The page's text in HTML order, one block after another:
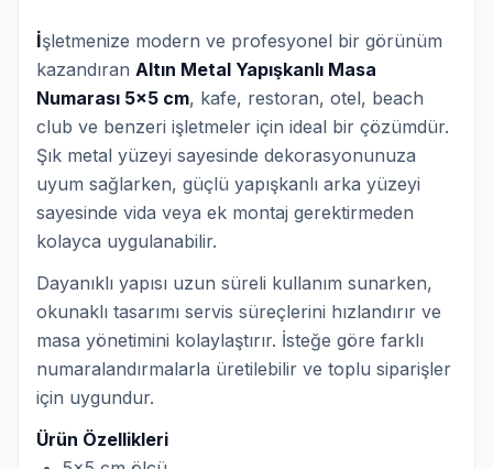
İşletmenize modern ve profesyonel bir görünüm
kazandıran Altın Metal Yapışkanlı Masa
Numarası 5x5 cm, kafe, restoran, otel, beach
club ve benzeri işletmeler için ideal bir çözümdür.
Şık metal yüzeyi sayesinde dekorasyonunuza
uyum sağlarken, güçlü yapışkanlı arka yüzeyi
sayesinde vida veya ek montaj gerektirmeden
kolayca uygulanabilir.
Dayanıklı yapısı uzun süreli kullanım sunarken,
okunaklı tasarımı servis süreçlerini hızlandırır ve
masa yönetimini kolaylaştırır. İsteğe göre farklı
numaralandırmalarla üretilebilir ve toplu siparişler
için uygundur.
Ürün Özellikleri